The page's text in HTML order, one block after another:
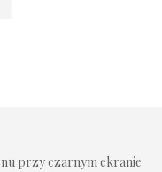
przy czarnym ekranie